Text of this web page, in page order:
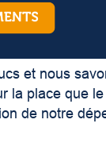
et nous
la place que
de notre